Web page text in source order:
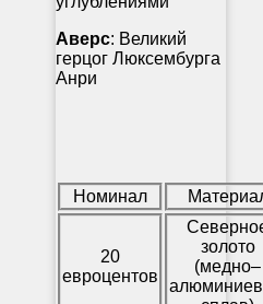
Аверс: Великий
герцог Люксембурга
Анри
Номинал
20
евроцентов
золото
(медно–